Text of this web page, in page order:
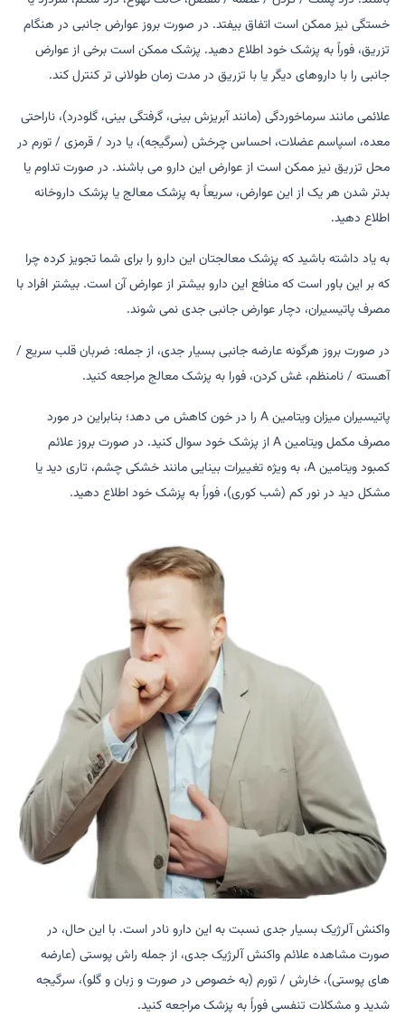
خستگی نیز ممکن است اتفاق بیفتد. در صورت بروز عوارض جانبی در هنگام
تزریق، فوراً به پزشک خود اطلاع دهید. پزشک ممکن است برخی از عوارض
جانبی را با داروهای دیگر یا با تزریق در مدت زمان طولانی تر کنترل کند.
علائمی مانند سرماخوردگی (مانند آبریزش بینی، گرفتگی بینی، گلودرد)، ناراحتی
معده، اسپاسم عضلات، احساس چرخش (سرگیجه)، یا درد / قرمزی / تورم در
محل تزریق نیز ممکن است از عوارض این دارو می باشند. در صورت تداوم یا
بدتر شدن هر یک از این عوارض، سریعاً به پزشک معالج یا پزشک داروخانه
اطلاع دهید.
به یاد داشته باشید که پزشک معالجتان این دارو را برای شما تجویز کرده چرا
که بر این باور است که منافع این دارو بیشتر از عوارض آن است. بیشتر افراد با
مصرف پاتیسیران، دچار عوارض جانبی جدی نمی شوند.
در صورت بروز هرگونه عارضه جانبی بسیار جدی، از جمله: ضربان قلب سریع /
آهسته / نامنظم، غش کردن، فورا به پزشک معالج مراجعه کنید.
پاتیسیران میزان ویتامین A را در خون کاهش می دهد؛ بنابراین در مورد
مصرف مکمل ویتامین A از پزشک خود سوال کنید. در صورت بروز علائم
کمبود ویتامین A، به ویژه تغییرات بینایی مانند خشکی چشم، تاری دید یا
مشکل دید در نور کم (شب کوری)، فوراً به پزشک خود اطلاع دهید.
واکنش آلرژیک بسیار جدی نسبت به این دارو نادر است. با این حال، در
صورت مشاهده علائم واکنش آلرژیک جدی، از جمله راش پوستی (عارضه
های پوستی)، خارش / تورم (به خصوص در صورت و زبان و گلو)، سرگیجه
شدید و مشکلات تنفسی فوراً به پزشک مراجعه کنید.